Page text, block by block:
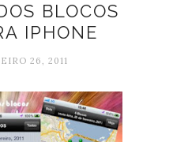
BLOCOS
IPHONE
26, 2011